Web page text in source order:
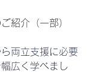
紹介（一部）
両立支援に必要
広く学べまし